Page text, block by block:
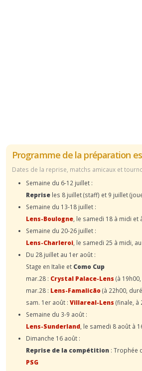
Programme de la préparation
Dates de la reprise, matchs amicaux et
Semaine du 6-12 juillet :
Reprise les 8 juillet (staff) et 9 juillet
Semaine du 13-18 juillet :
Lens-Boulogne , le samedi 18 à midi
Semaine du 20-26 juillet :
Lens-Charleroi , le samedi 25 à midi,
Du 28 juillet au 1er août :
Stage en Italie et Como Cup
mar.28 : Crystal Palace-Lens (à
mar.28 : Lens-Famalicão(à 22h00,
sam. 1er août : Villareal-Lens (finale, à
Semaine du 3-9 août :
Lens-Sunderland , le samedi 8 août à
Dimanche 16 août :
Reprise de la compétition : Trophée
PSG